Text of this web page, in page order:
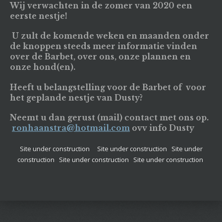
Wij verwachten in de zomer van 2020 een
eerste nestje!
U zult de komende weken en maanden onder
de knoppen steeds meer informatie vinden
over de Barbet, over ons, onze plannen en
onze hond(en).
Heeft u belangstelling voor de Barbet of voor
het geplande nestje van Dusty?
Neemt u dan gerust (mail) contact met ons op.
ronhaanstra@hotmail.com ovv info Dusty
Site under construction Site under construction Site under
construction Site under construction Site under construction